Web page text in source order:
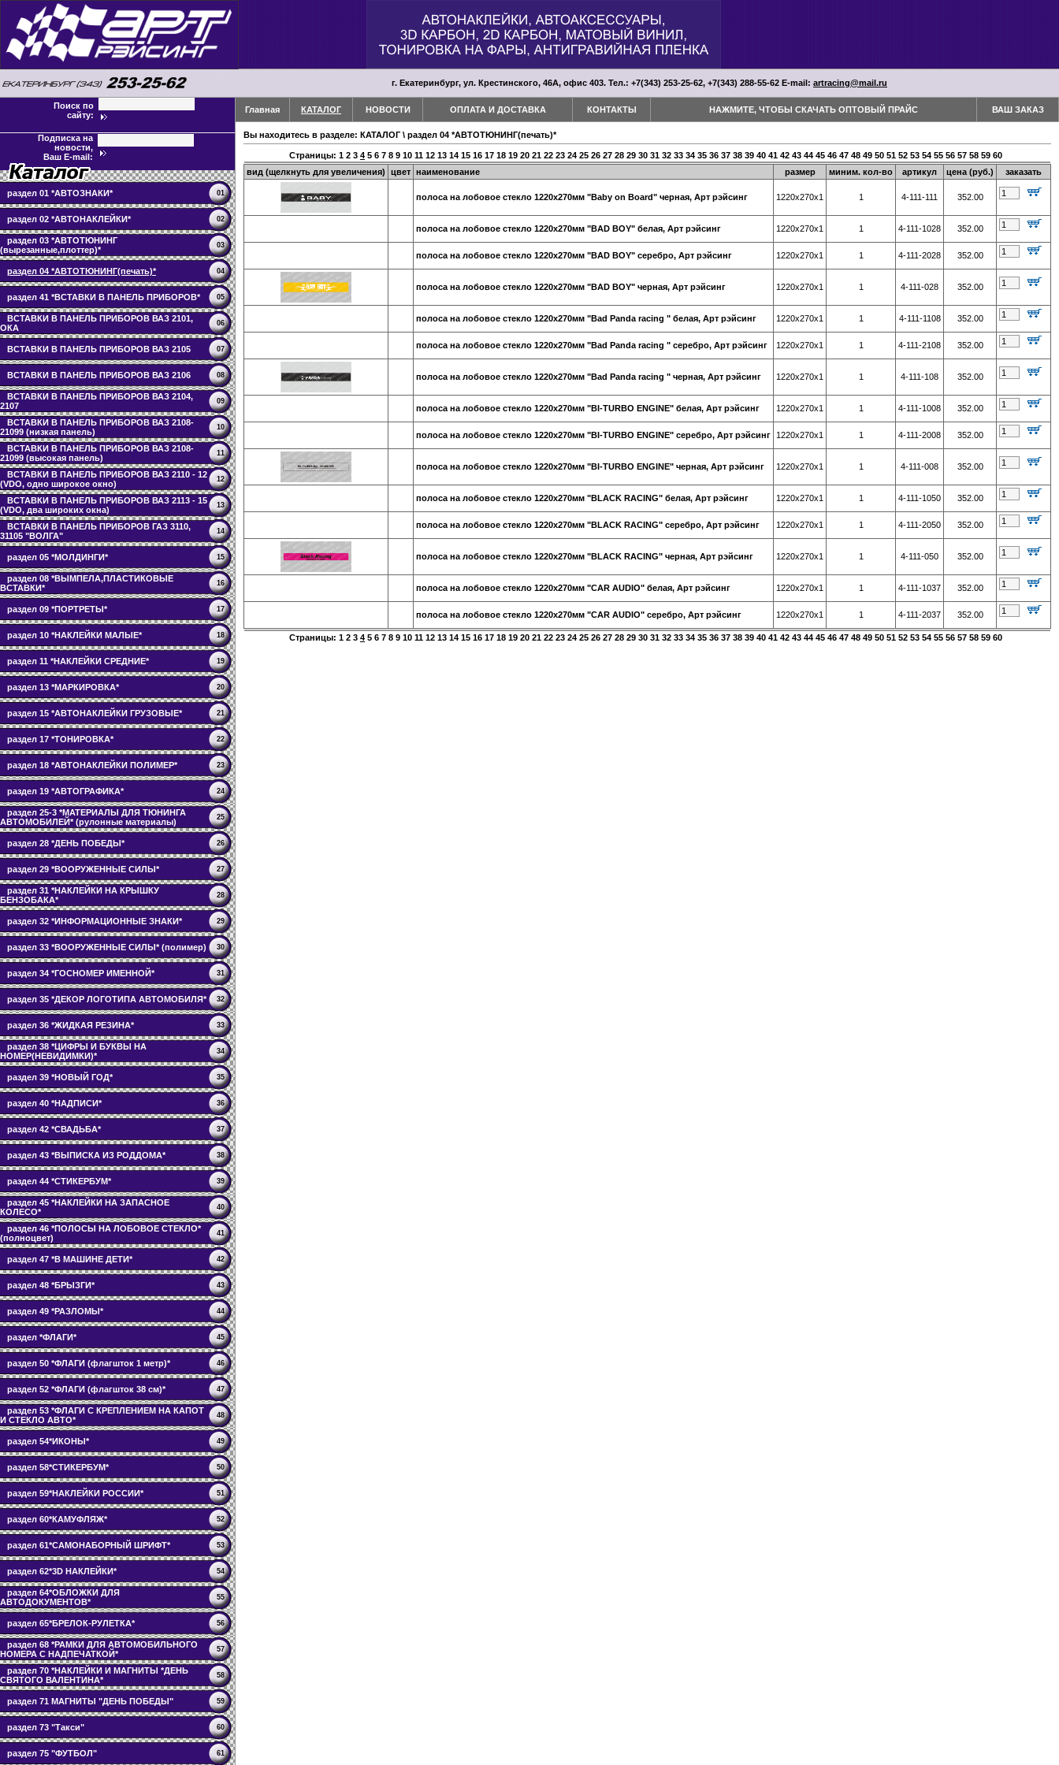
г. Екатеринбург, ул. Крестинского, 46А, офис 403. Тел.: +7(343) 253-25-62, +7(343) 288-55-62 Е-mail: artracing@mail.ru
Поиск по
сайту:
Подписка на
новости,
Ваш E-mail:
раздел 01 *АВТОЗНАКИ* 01
раздел 02 *АВТОНАКЛЕЙКИ* 02
раздел 03 *АВТОТЮНИНГ
(вырезанные,плоттер)*
03
раздел 04 *АВТОТЮНИНГ(печать)* 04
раздел 41 *ВСТАВКИ В ПАНЕЛЬ ПРИБОРОВ* 05
ВСТАВКИ В ПАНЕЛЬ ПРИБОРОВ ВАЗ 2101,
ОКА
06
ВСТАВКИ В ПАНЕЛЬ ПРИБОРОВ ВАЗ 2105 07
ВСТАВКИ В ПАНЕЛЬ ПРИБОРОВ ВАЗ 2106 08
ВСТАВКИ В ПАНЕЛЬ ПРИБОРОВ ВАЗ 2104,
2107
09
ВСТАВКИ В ПАНЕЛЬ ПРИБОРОВ ВАЗ 2108-
21099 (низкая панель)
10
ВСТАВКИ В ПАНЕЛЬ ПРИБОРОВ ВАЗ 2108-
21099 (высокая панель)
11
ВСТАВКИ В ПАНЕЛЬ ПРИБОРОВ ВАЗ 2110 - 12
(VDO, одно широкое окно)
12
ВСТАВКИ В ПАНЕЛЬ ПРИБОРОВ ВАЗ 2113 - 15
(VDO, два широких окна)
13
ВСТАВКИ В ПАНЕЛЬ ПРИБОРОВ ГАЗ 3110,
31105 "ВОЛГА"
14
раздел 05 *МОЛДИНГИ* 15
раздел 08 *ВЫМПЕЛА,ПЛАСТИКОВЫЕ
ВСТАВКИ*
16
раздел 09 *ПОРТРЕТЫ* 17
раздел 10 *НАКЛЕЙКИ МАЛЫЕ* 18
раздел 11 *НАКЛЕЙКИ СРЕДНИЕ* 19
раздел 13 *МАРКИРОВКА* 20
раздел 15 *АВТОНАКЛЕЙКИ ГРУЗОВЫЕ* 21
раздел 17 *ТОНИРОВКА* 22
раздел 18 *АВТОНАКЛЕЙКИ ПОЛИМЕР* 23
раздел 19 *АВТОГРАФИКА* 24
раздел 25-3 *МАТЕРИАЛЫ ДЛЯ ТЮНИНГА
АВТОМОБИЛЕЙ* (рулонные материалы)
25
раздел 28 *ДЕНЬ ПОБЕДЫ* 26
раздел 29 *ВООРУЖЕННЫЕ СИЛЫ* 27
раздел 31 *НАКЛЕЙКИ НА КРЫШКУ
БЕНЗОБАКА*
28
раздел 32 *ИНФОРМАЦИОННЫЕ ЗНАКИ* 29
раздел 33 *ВООРУЖЕННЫЕ СИЛЫ* (полимер) 30
раздел 34 *ГОСНОМЕР ИМЕННОЙ* 31
раздел 35 *ДЕКОР ЛОГОТИПА АВТОМОБИЛЯ* 32
раздел 36 *ЖИДКАЯ РЕЗИНА* 33
раздел 38 *ЦИФРЫ И БУКВЫ НА
НОМЕР(НЕВИДИМКИ)*
34
раздел 39 *НОВЫЙ ГОД* 35
раздел 40 *НАДПИСИ* 36
раздел 42 *СВАДЬБА* 37
раздел 43 *ВЫПИСКА ИЗ РОДДОМА* 38
раздел 44 *СТИКЕРБУМ* 39
раздел 45 *НАКЛЕЙКИ НА ЗАПАСНОЕ
КОЛЕСО*
40
раздел 46 *ПОЛОСЫ НА ЛОБОВОЕ СТЕКЛО*
(полноцвет)
41
раздел 47 *В МАШИНЕ ДЕТИ* 42
раздел 48 *БРЫЗГИ* 43
раздел 49 *РАЗЛОМЫ* 44
раздел *ФЛАГИ* 45
раздел 50 *ФЛАГИ (флагшток 1 метр)* 46
раздел 52 *ФЛАГИ (флагшток 38 см)* 47
раздел 53 *ФЛАГИ С КРЕПЛЕНИЕМ НА КАПОТ
И СТЕКЛО АВТО*
48
раздел 54*ИКОНЫ* 49
раздел 58*СТИКЕРБУМ* 50
раздел 59*НАКЛЕЙКИ РОССИИ* 51
раздел 60*КАМУФЛЯЖ* 52
раздел 61*САМОНАБОРНЫЙ ШРИФТ* 53
раздел 62*3D НАКЛЕЙКИ* 54
раздел 64*ОБЛОЖКИ ДЛЯ
АВТОДОКУМЕНТОВ*
55
раздел 65*БРЕЛОК-РУЛЕТКА* 56
раздел 68 *РАМКИ ДЛЯ АВТОМОБИЛЬНОГО
НОМЕРА С НАДПЕЧАТКОЙ*
57
раздел 70 *НАКЛЕЙКИ И МАГНИТЫ *ДЕНЬ
СВЯТОГО ВАЛЕНТИНА*
58
раздел 71 МАГНИТЫ "ДЕНЬ ПОБЕДЫ" 59
раздел 73 "Такси" 60
раздел 75 "ФУТБОЛ" 61
Главная КАТАЛОГ НОВОСТИ ОПЛАТА И ДОСТАВКА КОНТАКТЫ НАЖМИТЕ, ЧТОБЫ СКАЧАТЬ ОПТОВЫЙ ПРАЙС ВАШ ЗАКАЗ
Вы находитесь в разделе: КАТАЛОГ \ раздел 04 *АВТОТЮНИНГ(печать)*
Страницы: 1 2 3 4 5 6 7 8 9 10 11 12 13 14 15 16 17 18 19 20 21 22 23 24 25 26 27 28 29 30 31 32 33 34 35 36 37 38 39 40 41 42 43 44 45 46 47 48 49 50 51 52 53 54 55 56 57 58 59 60
вид (щелкнуть для увеличения)
цвет наименование размер миним. кол-во артикул цена (руб.) заказать
полоса на лобовое стекло 1220х270мм "Baby on Board" черная, Арт рэйсинг 1220х270х1 1 4-111-111 352.00
полоса на лобовое стекло 1220х270мм "BAD BOY" белая, Арт рэйсинг 1220х270х1 1 4-111-1028 352.00
полоса на лобовое стекло 1220х270мм "BAD BOY" серебро, Арт рэйсинг 1220х270х1 1 4-111-2028 352.00
полоса на лобовое стекло 1220х270мм "BAD BOY" черная, Арт рэйсинг 1220х270х1 1 4-111-028 352.00
полоса на лобовое стекло 1220х270мм "Bad Panda racing " белая, Арт рэйсинг 1220х270х1 1 4-111-1108 352.00
полоса на лобовое стекло 1220х270мм "Bad Panda racing " серебро, Арт рэйсинг 1220х270х1 1 4-111-2108 352.00
полоса на лобовое стекло 1220х270мм "Bad Panda racing " черная, Арт рэйсинг 1220х270х1 1 4-111-108 352.00
полоса на лобовое стекло 1220х270мм "BI-TURBO ENGINE" белая, Арт рэйсинг 1220х270х1 1 4-111-1008 352.00
полоса на лобовое стекло 1220х270мм "BI-TURBO ENGINE" серебро, Арт рэйсинг 1220х270х1 1 4-111-2008 352.00
полоса на лобовое стекло 1220х270мм "BI-TURBO ENGINE" черная, Арт рэйсинг 1220х270х1 1 4-111-008 352.00
полоса на лобовое стекло 1220х270мм "BLACK RACING" белая, Арт рэйсинг 1220х270х1 1 4-111-1050 352.00
полоса на лобовое стекло 1220х270мм "BLACK RACING" серебро, Арт рэйсинг 1220х270х1 1 4-111-2050 352.00
полоса на лобовое стекло 1220х270мм "BLACK RACING" черная, Арт рэйсинг 1220х270х1 1 4-111-050 352.00
полоса на лобовое стекло 1220х270мм "CAR AUDIO" белая, Арт рэйсинг 1220х270х1 1 4-111-1037 352.00
полоса на лобовое стекло 1220х270мм "CAR AUDIO" серебро, Арт рэйсинг 1220х270х1 1 4-111-2037 352.00
Страницы: 1 2 3 4 5 6 7 8 9 10 11 12 13 14 15 16 17 18 19 20 21 22 23 24 25 26 27 28 29 30 31 32 33 34 35 36 37 38 39 40 41 42 43 44 45 46 47 48 49 50 51 52 53 54 55 56 57 58 59 60